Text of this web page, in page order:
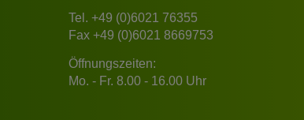
Tel. +49 (0)6021 76355
Fax +49 (0)6021 8669753
Öffnungszeiten:
Mo. - Fr. 8.00 - 16.00 Uhr